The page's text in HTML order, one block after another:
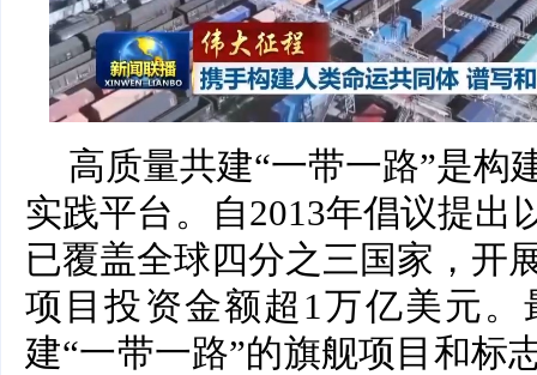
高质量共建“一带一路”是构
实践平台。自2013年倡议提出
已覆盖全球四分之三国家，开
项目投资金额超1万亿美元
建“一带一路”的旗舰项目和标